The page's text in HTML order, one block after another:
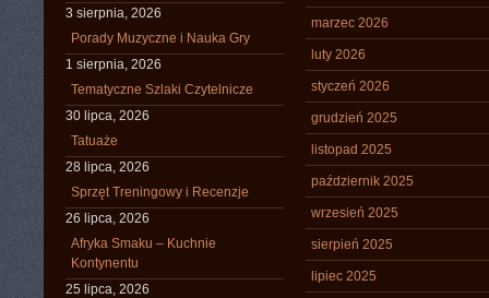
3 sierpnia, 2026
Porady Muzyczne i Nauka Gry
1 sierpnia, 2026
Tematyczne Szlaki Czytelnicze
30 lipca, 2026
Tatuaże
28 lipca, 2026
Sprzęt Treningowy i Recenzje
26 lipca, 2026
Afryka Smaku – Kuchnie
Kontynentu
25 lipca, 2026
marzec 2026
luty 2026
styczeń 2026
grudzień 2025
listopad 2025
październik 2025
wrzesień 2025
sierpień 2025
lipiec 2025